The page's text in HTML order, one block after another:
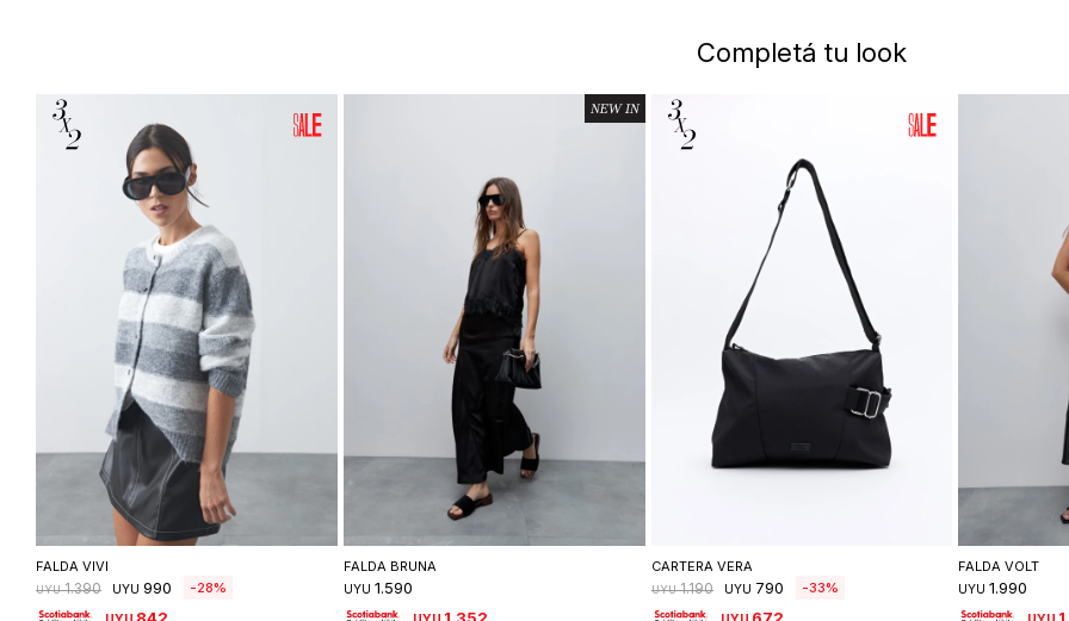
Completá tu look
Seleccionar talle
FALDA VIVI
UYU 1.390 UYU 990 28
Seleccionar talle
FALDA BRUNA
UYU 1.590
CARTERA VERA
UYU 1.190 UYU 790 33
FALDA VOLT
UYU 1.990